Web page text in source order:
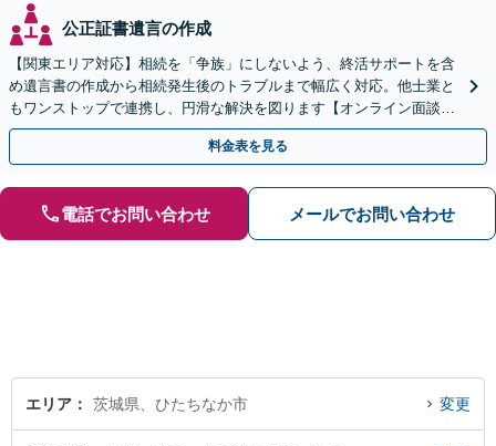
公正証書遺言の作成
【関東エリア対応】相続を「争族」にしないよう、終活サポートを含
め遺言書の作成から相続発生後のトラブルまで幅広く対応。他士業と
もワンストップで連携し、円滑な解決を図ります【オンライン面談対
応】【出張相談OK】
料金表を見る
電話でお問い合わせ メールでお問い合わせ
エリア 茨城県、ひたちなか市 変更